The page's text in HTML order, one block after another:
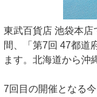
東武百貨店 池袋本店
間、「第7回 47都道
ます。北海道から沖
7回目の開催となる